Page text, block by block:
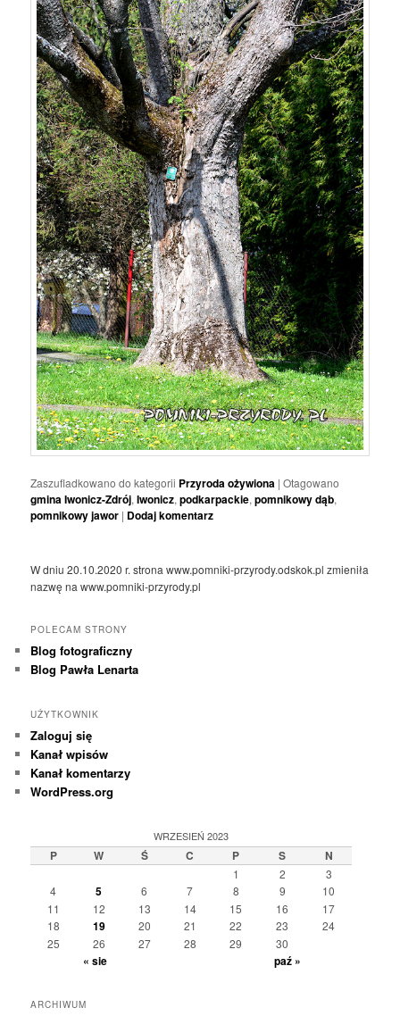
Zaszufladkowano do kategorii Przyroda ożywiona |Otagowano
gmina Iwonicz-Zdrój,Iwonicz,podkarpackie,pomnikowy dąb,
pomnikowy jawor | Dodaj komentarz
W dniu 20.10.2020 r. strona www.pomniki-przyrody.odskok.pl zmieniła
nazwę na www.pomniki-przyrody.pl
POLECAM STRONY
Blog fotograficzny
Blog Pawła Lenarta
UŻYTKOWNIK
Zaloguj się
Kanał wpisów
Kanał komentarzy
WordPress.org
WRZESIEŃ 2023
P W Ś C P S N
1 2
3
4
5 6 7 8 9
10
11
12 13 14 15 16
17
18
19 20 21 22 23
24
25
26 27 28 29 30
« sie paź »
ARCHIWUM